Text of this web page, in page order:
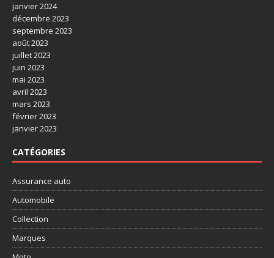
janvier 2024
décembre 2023
septembre 2023
août 2023
juillet 2023
juin 2023
mai 2023
avril 2023
mars 2023
février 2023
janvier 2023
CATÉGORIES
Assurance auto
Automobile
Collection
Marques